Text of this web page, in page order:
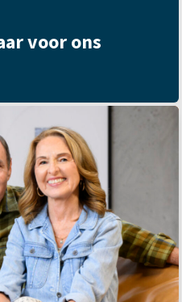
voor ons